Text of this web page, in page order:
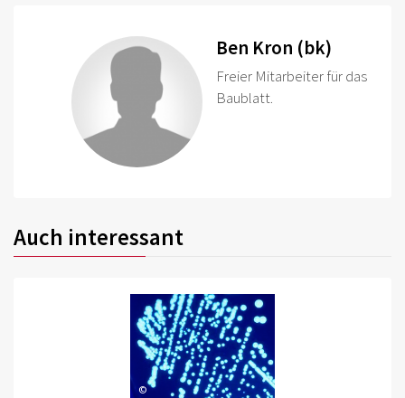
Ben Kron (bk)
Freier Mitarbeiter für das
Baublatt.
Auch interessant
©